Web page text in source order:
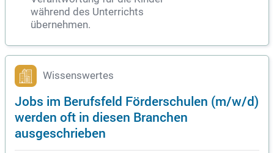
während des Unterrichts
übernehmen.
Wissenswertes
Jobs im Berufsfeld Förderschulen (m/w/d)
werden oft in diesen Branchen
ausgeschrieben